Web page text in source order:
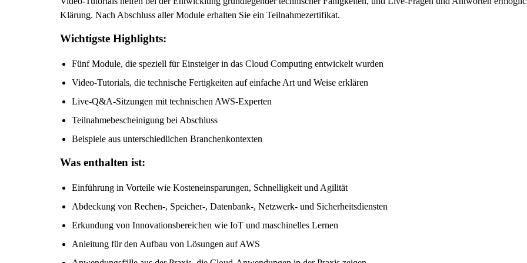
Klärung. Nach Abschluss aller Module erhalten Sie ein Teilnahmezertifikat.
Wichtigste Highlights:
Fünf Module, die speziell für Einsteiger in das Cloud Computing entwickelt wurden
Video-Tutorials, die technische Fertigkeiten auf einfache Art und Weise erklären
Live-Q&A-Sitzungen mit technischen AWS-Experten
Teilnahmebescheinigung bei Abschluss
Beispiele aus unterschiedlichen Branchenkontexten
Was enthalten ist:
Einführung in Vorteile wie Kosteneinsparungen, Schnelligkeit und Agilität
Abdeckung von Rechen-, Speicher-, Datenbank-, Netzwerk- und Sicherheitsdiensten
Erkundung von Innovationsbereichen wie IoT und maschinelles Lernen
Anleitung für den Aufbau von Lösungen auf AWS